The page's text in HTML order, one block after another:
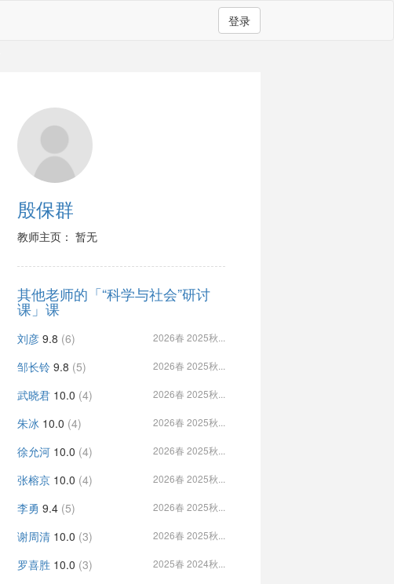
登录
殷保群
教师主页： 暂无
其他老师的「“科学与社会”研讨
课」课
刘彦 9.8 (6) 2026春 2025秋...
邹长铃 9.8 (5) 2026春 2025秋...
武晓君 10.0 (4) 2026春 2025秋...
朱冰 10.0 (4) 2026春 2025秋...
徐允河 10.0 (4) 2026春 2025秋...
张榕京 10.0 (4) 2026春 2025秋...
李勇 9.4 (5) 2026春 2025秋...
谢周清 10.0 (3) 2026春 2025秋...
罗喜胜 10.0 (3) 2025春 2024秋...